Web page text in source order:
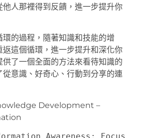
人那裡得到反饋，進一步提升你
的過程，隨著知識和技能的增
這個循環，進一步提升和深化你
了一個全面的方法來看待知識的
意識、好奇心、行動到分享的連
Development –